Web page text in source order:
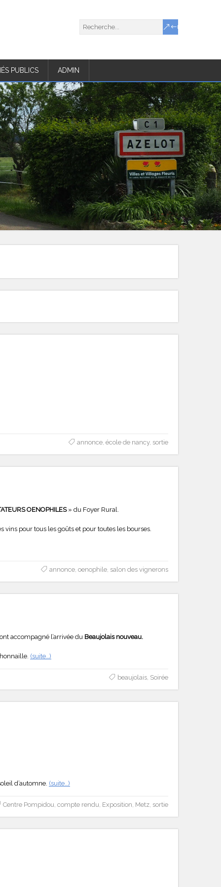
PUBLICS ADMIN
annonce, école de nancy, sortie
OENOPHILES» du Foyer Rural.
pour tous les goûts et pour toutes les bourses.
annonce, oenophile, salon des vignerons
accompagné l’arrivée du Beaujolais nouveau.
(suite…)
beaujolais, Soirée
d’automne. (suite…)
Centre Pompidou compte rendu Exposition Metz, sortie